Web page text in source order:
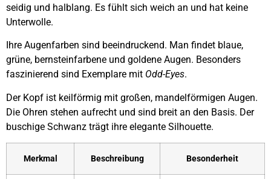
seidig und halblang. Es fühlt sich weich an und hat keine
Unterwolle.
Ihre Augenfarben sind beeindruckend. Man findet blaue,
grüne, bernsteinfarbene und goldene Augen. Besonders
faszinierend sind Exemplare mit Odd-Eyes.
Der Kopf ist keilförmig mit großen, mandelförmigen Augen.
Die Ohren stehen aufrecht und sind breit an den Basis. Der
buschige Schwanz trägt ihre elegante Silhouette.
Merkmal Beschreibung Besonderheit